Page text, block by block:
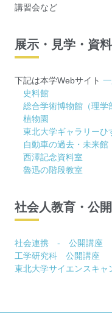
講習会など
展示・見学・資
下記は本学Webサイト
史料館
総合学術博物館（理学
植物園
東北大学ギャラリーひ
自動車の過去・未来館
西澤記念資料室
魯迅の階段教室
社会人教育・公
社会連携 - 公開講座
工学研究科 公開講座
東北大学サイエンスキャ